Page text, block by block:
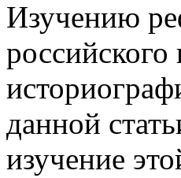
Изучению
данной
изучение